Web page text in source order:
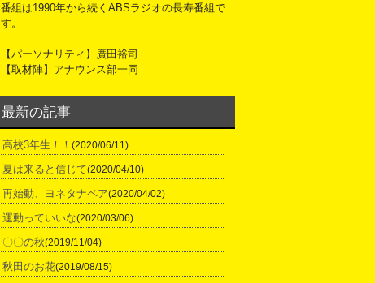
番組は1990年から続くABSラジオの長寿番組で
す。
【パーソナリティ】廣田裕司
【取材陣】アナウンス部一同
最新の記事
高校3年生！！ (2020/06/11)
夏は来ると信じて(2020/04/10)
再始動、ヨネタナペア(2020/04/02)
運動っていいな(2020/03/06)
〇〇の秋(2019/11/04)
秋田のお花(2019/08/15)